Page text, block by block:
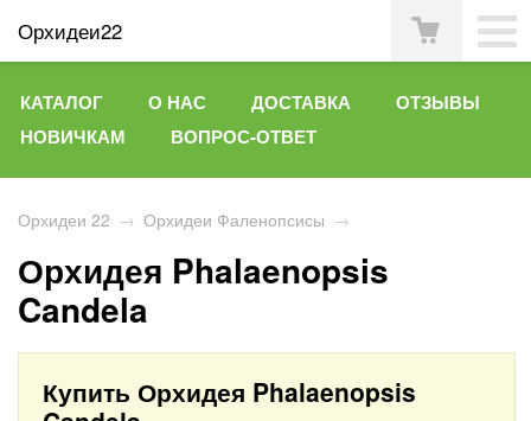
Орхидеи22
КАТАЛОГ О НАС ДОСТАВКА
ОТЗЫВЫ
НОВИЧКАМ
ВОПРОС-ОТВЕТ
Орхидеи 22 → Орхидеи Фаленопсисы →
Орхидея Phalaenopsis
Candela
Купить Орхидея Phalaenopsis